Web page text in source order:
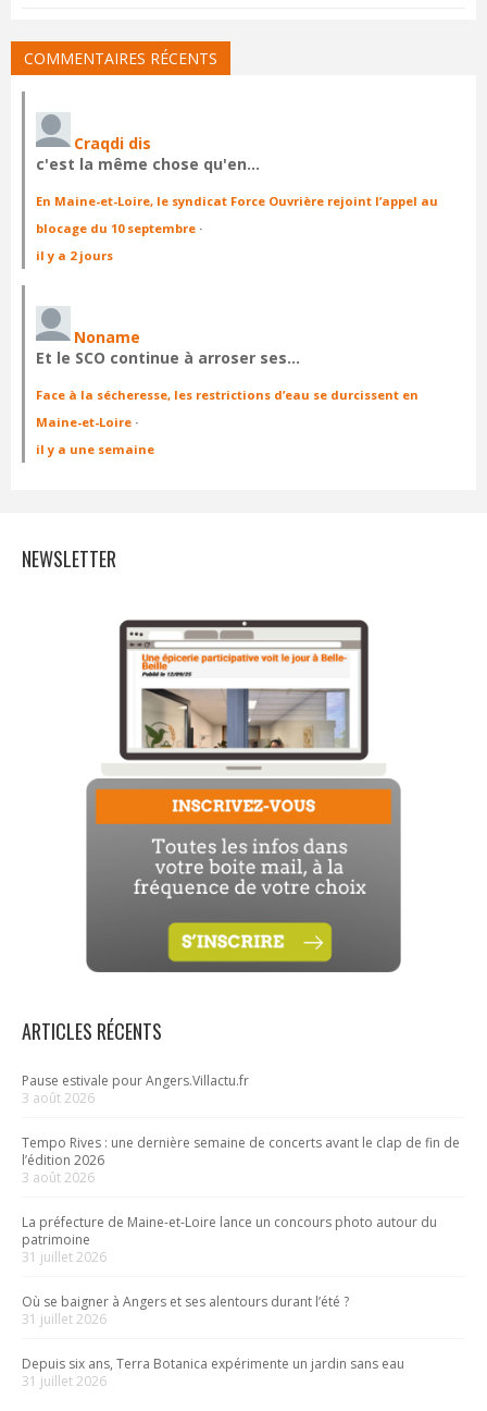
COMMENTAIRES RÉCENTS
Craqdi dis
c'est la même chose qu'en…
En Maine-et-Loire, le syndicat Force Ouvrière rejoint l’appel au
blocage du 10 septembre ·
il y a 2 jours
Noname
Et le SCO continue à arroser ses…
Face à la sécheresse, les restrictions d’eau se durcissent en
Maine-et-Loire ·
il y a une semaine
NEWSLETTER
ARTICLES RÉCENTS
Pause estivale pour Angers.Villactu.fr
3 août 2026
Tempo Rives : une dernière semaine de concerts avant le clap de fin de
l’édition 2026
3 août 2026
La préfecture de Maine-et-Loire lance un concours photo autour du
patrimoine
31 juillet 2026
Où se baigner à Angers et ses alentours durant l’été ?
31 juillet 2026
Depuis six ans, Terra Botanica expérimente un jardin sans eau
31 juillet 2026